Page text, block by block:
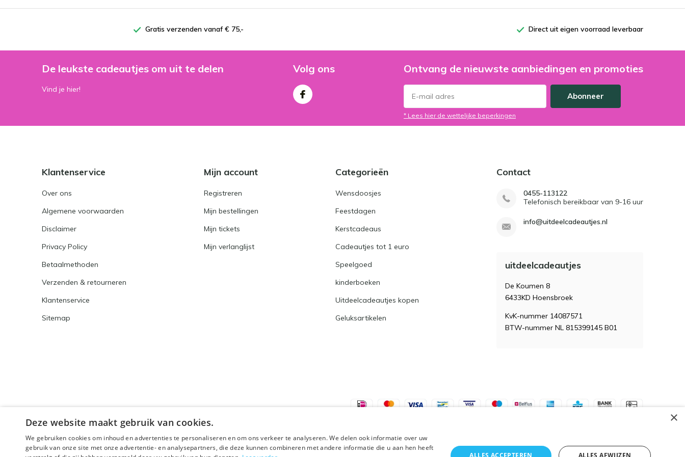
Gratis verzenden vanaf € 75,- Direct uit eigen voorraad leverbaar
De leukste cadeautjes om uit te delen
Vind je hier!
Volg ons Ontvang de nieuwste aanbiedingen en promoties
Abonneer
* Lees hier de wettelijke beperkingen
Klantenservice
Over ons
Algemene voorwaarden
Disclaimer
Privacy Policy
Betaalmethoden
Verzenden & retourneren
Klantenservice
Sitemap
Mijn account
Registreren
Mijn bestellingen
Mijn tickets
Mijn verlanglijst
Categorieën
Wensdoosjes
Feestdagen
Kerstcadeaus
Cadeautjes tot 1 euro
Speelgoed
kinderboeken
Uitdeelcadeautjes kopen
Geluksartikelen
Contact
0455-113122
Telefonisch bereikbaar van 9-16 uur
info@uitdeelcadeautjes.nl
uitdeelcadeautjes
De Koumen 8
6433KD Hoensbroek
KvK-nummer 14087571
BTW-nummer NL 815399145 B01
×
Deze website maakt gebruik van cookies.
We gebruiken cookies om inhoud en advertenties te personaliseren en om ons verkeer te analyseren. We delen ook informatie over uw
gebruik van onze site met onze advertentie- en analysepartners, die deze kunnen combineren met andere informatie die u aan hen heeft
ALLES ACCEPTEREN ALLES AFWIJZEN